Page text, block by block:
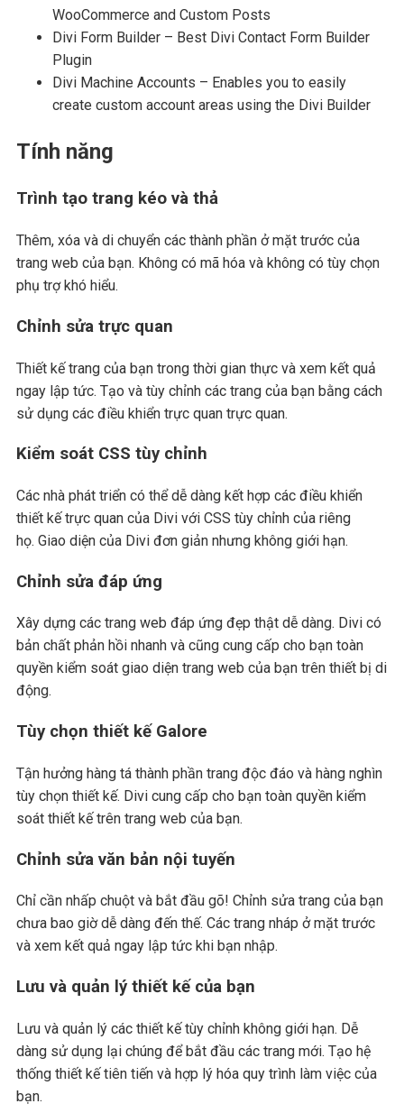
WooCommerce and Custom Posts
Divi Form Builder – Best Divi Contact Form Builder
Plugin
Divi Machine Accounts – Enables you to easily
create custom account areas using the Divi Builder
Tính năng
Trình tạo trang kéo và thả
Thêm, xóa và di chuyển các thành phần ở mặt trước của
trang web của bạn. Không có mã hóa và không có tùy chọn
phụ trợ khó hiểu.
Chỉnh sửa trực quan
Thiết kế trang của bạn trong thời gian thực và xem kết quả
ngay lập tức. Tạo và tùy chỉnh các trang của bạn bằng cách
sử dụng các điều khiển trực quan trực quan.
Kiểm soát CSS tùy chỉnh
Các nhà phát triển có thể dễ dàng kết hợp các điều khiển
thiết kế trực quan của Divi với CSS tùy chỉnh của riêng
họ. Giao diện của Divi đơn giản nhưng không giới hạn.
Chỉnh sửa đáp ứng
Xây dựng các trang web đáp ứng đẹp thật dễ dàng. Divi có
bản chất phản hồi nhanh và cũng cung cấp cho bạn toàn
quyền kiểm soát giao diện trang web của bạn trên thiết bị di
động.
Tùy chọn thiết kế Galore
Tận hưởng hàng tá thành phần trang độc đáo và hàng nghìn
tùy chọn thiết kế. Divi cung cấp cho bạn toàn quyền kiểm
soát thiết kế trên trang web của bạn.
Chỉnh sửa văn bản nội tuyến
Chỉ cần nhấp chuột và bắt đầu gõ! Chỉnh sửa trang của bạn
chưa bao giờ dễ dàng đến thế. Các trang nháp ở mặt trước
và xem kết quả ngay lập tức khi bạn nhập.
Lưu và quản lý thiết kế của bạn
Lưu và quản lý các thiết kế tùy chỉnh không giới hạn. Dễ
dàng sử dụng lại chúng để bắt đầu các trang mới. Tạo hệ
thống thiết kế tiên tiến và hợp lý hóa quy trình làm việc của
bạn.